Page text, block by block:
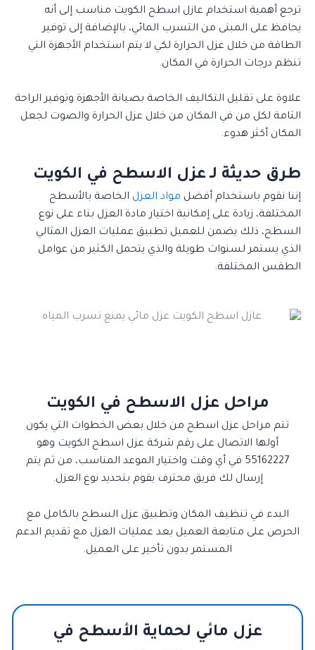
ترجع أهمية استخدام عازل اسطح الكويت مناسب إلى أنه
يحافظ على المبنى من التسرب المائي، بالإضافة إلى توفير
الطاقة من خلال عزل الحرارة لكي لا يتم استخدام الأجهزة التي
تنظم درجات الحرارة في المكان.
علاوة على تقليل التكاليف الخاصة بصيانة الأجهزة وتوفير الراحة
التامة لكل من في المكان من خلال عزل الحرارة والصوت لجعل
المكان أكثر هدوء.
طرق حديثة لـ عزل الاسطح في الكويت
إننا نقوم باستخدام أفضل مواد العزل الخاصة بالأسطح
المختلفة، زيادة على إمكانية اختيار مادة العزل بناء على نوع
السطح، ذلك يضمن للعميل تطبيق عمليات العزل المثالي
الذي يستمر لسنوات طويلة والذي يتحمل الكثير من عوامل
الطقس المختلفة.
مراحل عزل الاسطح في الكويت
تتم مراحل عزل اسطح من خلال بعض الخطوات التي يكون
أولها الاتصال على رقم شركة عزل اسطح الكويت وهو
55162227 في أي وقت واختيار الموعد المناسب، من ثم يتم
إرسال لك فريق محترف يقوم بتحديد نوع العزل.
البدء في تنظيف المكان وتطبيق عزل السطح بالكامل مع
الحرص على متابعة العميل بعد عمليات العزل مع تقديم الدعم
المستمر بدون تأخير على العميل.
عزل مائي لحماية الأسطح في